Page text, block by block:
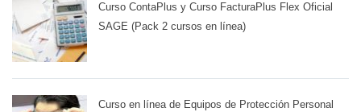
Curso ContaPlus y Curso FacturaPlus Flex Oficial
SAGE (Pack 2 cursos en línea)
Curso en línea de Equipos de Protección Personal